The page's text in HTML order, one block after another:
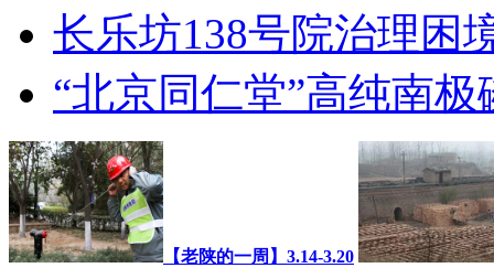
长乐坊138号院治理困
“北京同仁堂”高纯南
【老陕的一周】3.14-3.20